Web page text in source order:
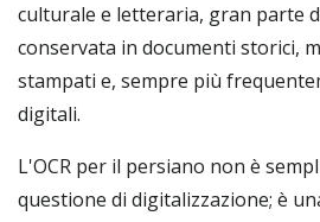
culturale e letteraria, gran parte
conservata in documenti storici,
stampati e, sempre più
digitali.
L'OCR per il persiano non è
questione di digitalizzazione; è